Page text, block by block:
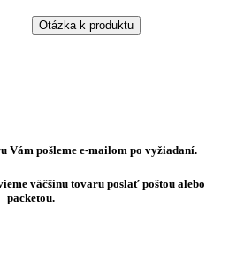
Otázka k produktu
Vám pošleme e-mailom po vyžiadaní.
väčšinu tovaru poslať poštou alebo
packetou.